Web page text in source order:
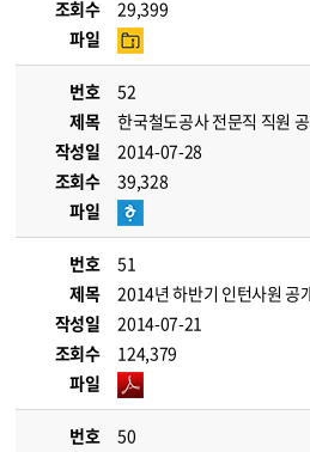
조회수
29,399
파일
번호
52
제목
한국철도공사 전문직 직원
작성일
2014-07-28
조회수
39,328
파일
번호
51
제목
2014년 하반기 인턴사원 공
작성일
2014-07-21
조회수
124,379
파일
번호
50